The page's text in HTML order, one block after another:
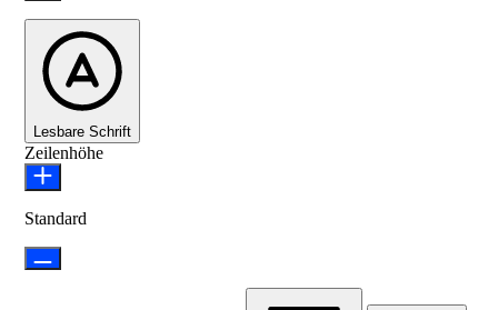
Lesbare Schrift
Zeilenhöhe
Standard